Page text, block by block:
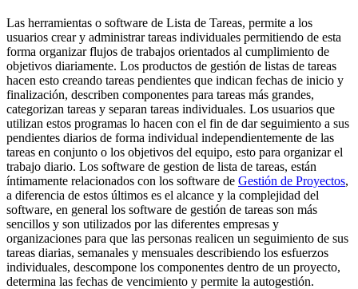
Las herramientas o software de Lista de Tareas, permite a los
usuarios crear y administrar tareas individuales permitiendo de esta
forma organizar flujos de trabajos orientados al cumplimiento de
objetivos diariamente. Los productos de gestión de listas de tareas
hacen esto creando tareas pendientes que indican fechas de inicio y
finalización, describen componentes para tareas más grandes,
categorizan tareas y separan tareas individuales. Los usuarios que
utilizan estos programas lo hacen con el fin de dar seguimiento a sus
pendientes diarios de forma individual independientemente de las
tareas en conjunto o los objetivos del equipo, esto para organizar el
trabajo diario. Los software de gestion de lista de tareas, están
íntimamente relacionados con los software de Gestión de Proyectos,
a diferencia de estos últimos es el alcance y la complejidad del
software, en general los software de gestión de tareas son más
sencillos y son utilizados por las diferentes empresas y
organizaciones para que las personas realicen un seguimiento de sus
tareas diarias, semanales y mensuales describiendo los esfuerzos
individuales, descompone los componentes dentro de un proyecto,
determina las fechas de vencimiento y permite la autogestión.